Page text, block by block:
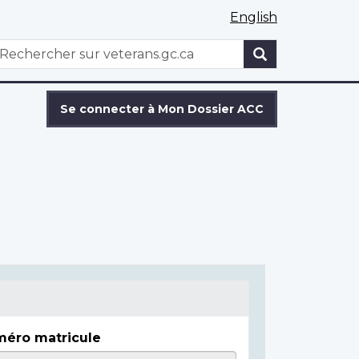
English
WxT
Se connecter à Mon Dossier ACC
matricule